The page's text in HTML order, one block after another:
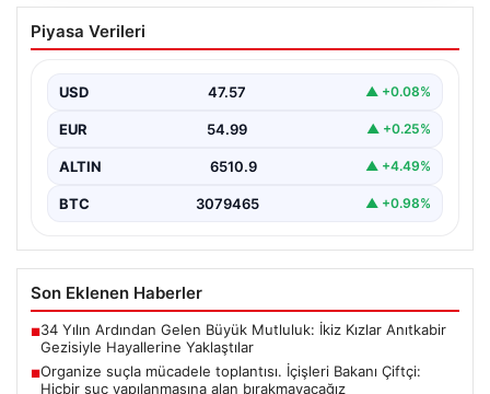
Organize suçla mücadele toplantısı.
İçişleri Bakanı Çiftçi: Hiçbir suç
Piyasa Verileri
USD 47.57 ▲ +0.08%
EUR 54.99 ▲ +0.25%
ALTIN 6510.9 ▲ +4.49%
BTC 3079465 ▲ +0.98%
Son Eklenen Haberler
■34 Yılın Ardından Gelen Büyük Mutluluk: İkiz Kızlar Anıtkabir
Gezisiyle Hayallerine Yaklaştılar
■Organize suçla mücadele toplantısı. İçişleri Bakanı Çiftçi:
Hiçbir suç yapılanmasına alan bırakmayacağız